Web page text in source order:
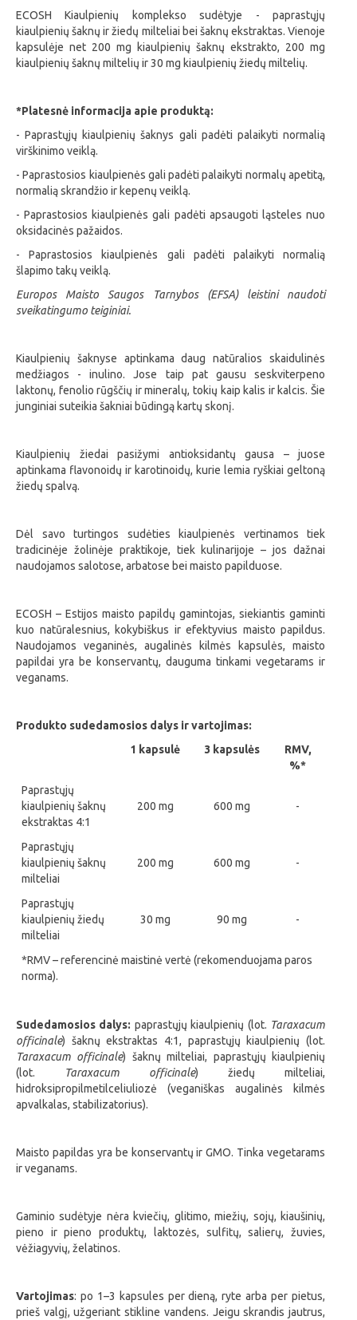
ECOSH Kiaulpienių komplekso
sudėtyje - paprastųjų
kiaulpienių šaknų ir žiedų milteliai bei šaknų ekstraktas. Vienoje
kapsulėje net 200 mg kiaulpienių šaknų ekstrakto, 200 mg
kiaulpienių šaknų miltelių ir 30 mg kiaulpienių žiedų miltelių.
*Platesnė informacija apie produktą:
- Paprastųjų kiaulpienių šaknys gali padėti palaikyti normalią
virškinimo veiklą.
- Paprastosios kiaulpienės gali padėti palaikyti normalų apetitą,
normalią skrandžio ir kepenų veiklą.
- Paprastosios kiaulpienės gali padėti apsaugoti ląsteles nuo
oksidacinės pažaidos.
- Paprastosios kiaulpienės gali padėti palaikyti normalią
šlapimo takų veiklą.
Europos Maisto Saugos Tarnybos (EFSA) leistini naudoti
sveikatingumo teiginiai.
Kiaulpienių šaknyse aptinkama daug natūralios skaidulinės
medžiagos - inulino. Jose taip pat gausu seskviterpeno
laktonų, fenolio rūgščių ir mineralų, tokių kaip kalis ir kalcis. Šie
junginiai suteikia šakniai būdingą kartų skonį.
Kiaulpienių žiedai pasižymi antioksidantų gausa – juose
aptinkama flavonoidų ir karotinoidų, kurie lemia ryškiai geltoną
žiedų spalvą.
Dėl savo turtingos sudėties kiaulpienės vertinamos tiek
tradicinėje žolinėje praktikoje, tiek kulinarijoje – jos dažnai
naudojamos salotose, arbatose bei maisto papilduose.
ECOSH – Estijos maisto papildų gamintojas, siekiantis gaminti
kuo natūralesnius, kokybiškus ir efektyvius maisto papildus.
Naudojamos veganinės, augalinės kilmės kapsulės, maisto
papildai yra be konservantų, dauguma tinkami vegetarams ir
veganams.
Produkto sudedamosios dalys ir vartojimas:
1 kapsulė
3 kapsulės
RMV,
%*
Paprastųjų
kiaulpienių šaknų
ekstraktas 4:1
200 mg 600 mg -
Paprastųjų
kiaulpienių šaknų
milteliai
200 mg 600 mg -
Paprastųjų
kiaulpienių žiedų
milteliai
30 mg 90 mg -
*RMV – referencinė maistinė vertė (rekomenduojama paros
norma).
Sudedamosios dalys: paprastųjų kiaulpienių (lot. Taraxacum
officinale) šaknų ekstraktas 4:1, paprastųjų kiaulpienių (lot.
Taraxacum officinale) šaknų milteliai, paprastųjų kiaulpienių
(lot.
Taraxacum officinale) žiedų milteliai,
hidroksipropilmetilceliuliozė (veganiškas augalinės kilmės
apvalkalas, stabilizatorius).
Maisto papildas yra be konservantų ir GMO. Tinka vegetarams
ir veganams.
Gaminio sudėtyje nėra kviečių, glitimo, miežių, sojų, kiaušinių,
pieno ir pieno produktų, laktozės, sulfitų, salierų, žuvies,
vėžiagyvių, želatinos.
Vartojimas: po 1–3 kapsules per dieną, ryte arba per pietus,
prieš valgį, užgeriant stikline vandens. Jeigu skrandis jautrus,